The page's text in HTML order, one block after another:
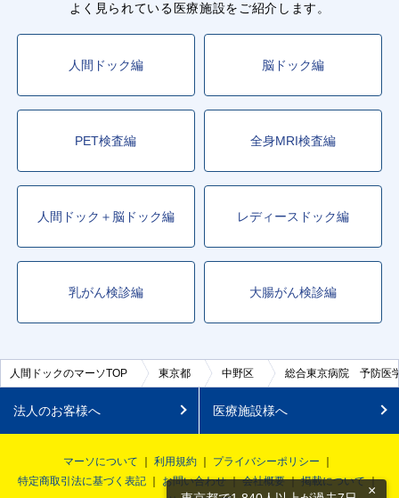
よく見られている医療施設をご紹介します。
人間ドック編 脳ドック編
PET検査編 全身MRI検査編
人間ドック＋脳ドック編 レディースドック編
乳がん検診編 大腸がん検診編
人間ドックのマーソTOP 東京都 中野区 総合東京病院 予防医
法人のお客様へ 医療施設様へ
マーソについて 利用規約
プライバシーポリシー
特定商取引法に基づく表記
お問い合わせ 会社概要
掲載について
×